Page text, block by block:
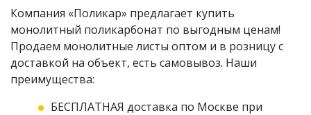
Компания «Поликар» предлагает купить
монолитный поликарбонат по выгодным ценам!
Продаем монолитные листы оптом и в розницу с
доставкой на объект, есть самовывоз. Наши
преимущества:
БЕСПЛАТНАЯ доставка по Москве при